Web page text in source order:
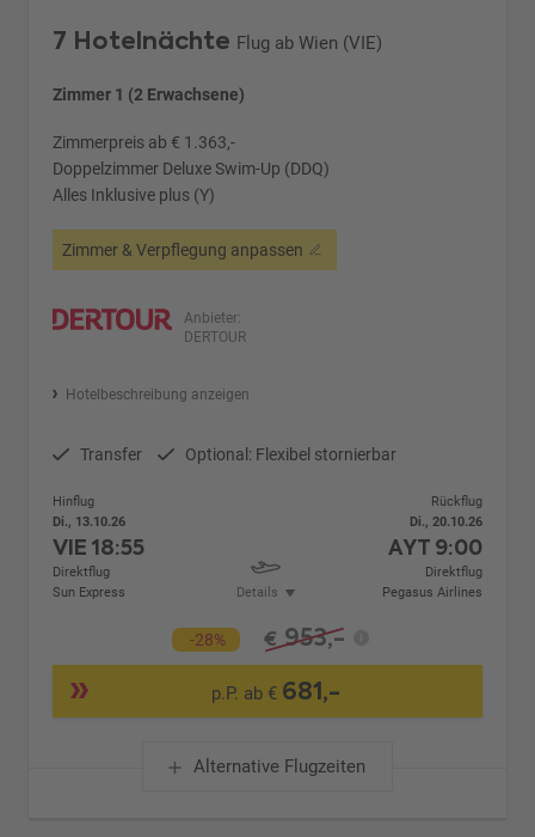
7 Hotelnächte Flug ab Wien (VIE)
Zimmer 1 (2 Erwachsene)
Zimmerpreis ab € 1.363,-
Doppelzimmer Deluxe Swim-Up (DDQ)
Alles Inklusive plus (Y)
Zimmer & Verpflegung anpassen
Anbieter:
DERTOUR
Hotelbeschreibung anzeigen
Transfer Optional: Flexibel stornierbar
Hinflug
Di., 13.10.26
VIE18:55
Direktflug
Sun Express
Details
Rückflug
Di., 20.10.26
AYT 9:00
Direktflug
Pegasus Airlines
-28% € 953,-
p.P. ab € 681,-
Alternative Flugzeiten